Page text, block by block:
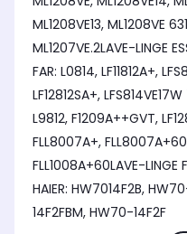
ML1208VE13, ML1208VE 631974, ML1209VE15,
ML1207VE.2LAVE-LINGE
FAR: L0814, LF11812A+, LFS814VE17W 708175, LF12812A,
LF12812SA+, LFS814VE17W 709195, LF11812S, LF8200/2,
L9812, F1209A++GVT, LF12812A+LAVE-LINGE FRAB:
FLL8007A+, FLL8007A+60, FLL1007A+60, FLL1008A+,
FLL1008A+60LAVE-LINGE
HAIER: HW7014F2B, HW70-14F2, HW70-14F2SM, HW70-
14F2FBM, HW70-14F2F